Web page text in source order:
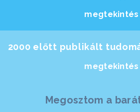
megtekintés
2000 előtt publikált
megtekintés
Megosztom a